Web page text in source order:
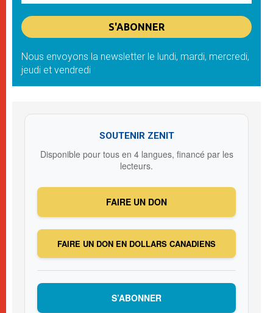
Nous envoyons la newsletter le lundi, mardi, mercredi,
jeudi et vendredi
SOUTENIR ZENIT
Disponible pour tous en 4 langues, financé par les
lecteurs.
FAIRE UN DON
FAIRE UN DON EN DOLLARS CANADIENS
S’ABONNER